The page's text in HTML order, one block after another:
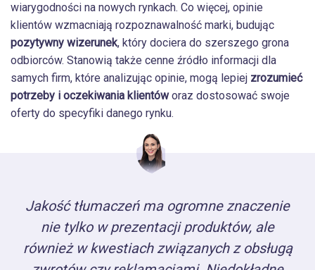
wiarygodności na nowych rynkach. Co więcej, opinie
klientów wzmacniają rozpoznawalność marki, budując
pozytywny wizerunek, który dociera do szerszego grona
odbiorców. Stanowią także cenne źródło informacji dla
samych firm, które analizując opinie, mogą lepiej zrozumieć
potrzeby i oczekiwania klientóworaz dostosować swoje
oferty do specyfiki danego rynku.
Jakość tłumaczeń ma ogromne znaczenie
nie tylko w prezentacji produktów, ale
również w kwestiach związanych z obsługą